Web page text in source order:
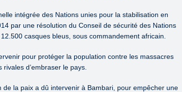
intégrée des Nations unies pour la stabilisation en
par une résolution du Conseil de sécurité des Nations
casques bleus, sous commandement africain.
pour protéger la population contre les massacres
d’embraser le pays.
la paix a dû intervenir à Bambari, pour empêcher une